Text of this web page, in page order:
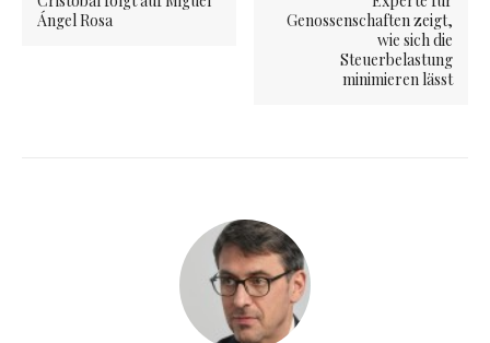
Ángel Rosa
Genossenschaften zeigt,
wie sich die
Steuerbelastung
minimieren lässt